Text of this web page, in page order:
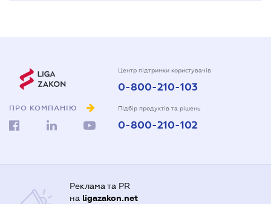
ПРО КОМПАНІЮ
Центр підтримки користувачів
0-800-210-103
Підбір продуктів та рішень
0-800-210-102
Реклама та PR
на ligazakon.net